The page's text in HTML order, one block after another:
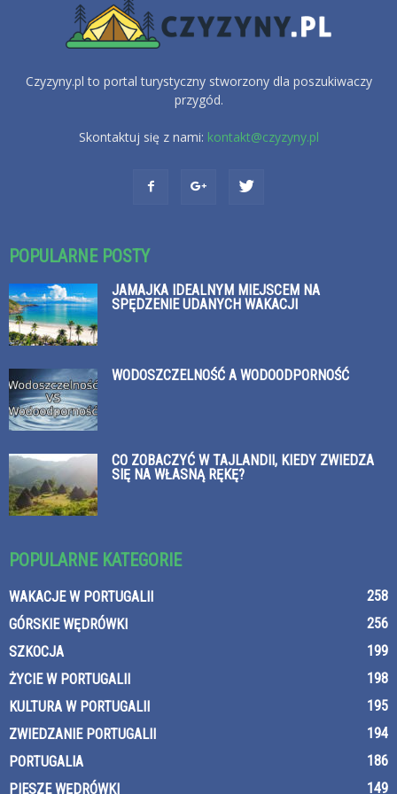
Czyzyny.pl to portal turystyczny stworzony dla poszukiwaczy
przygód.
Skontaktuj się z nami: kontakt@czyzyny.pl
POPULARNE POSTY
JAMAJKA IDEALNYM MIEJSCEM NA
SPĘDZENIE UDANYCH WAKACJI
WODOSZCZELNOŚĆ A WODOODPORNOŚĆ
CO ZOBACZYĆ W TAJLANDII, KIEDY ZWIEDZA
SIĘ NA WŁASNĄ RĘKĘ?
POPULARNE KATEGORIE
WAKACJE W PORTUGALII
258
GÓRSKIE WĘDRÓWKI
256
SZKOCJA
199
ŻYCIE W PORTUGALII
198
KULTURA W PORTUGALII
195
ZWIEDZANIE PORTUGALII
194
PORTUGALIA
186
PIESZE WĘDRÓWKI
149